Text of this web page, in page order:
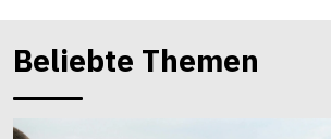
Beliebte Themen